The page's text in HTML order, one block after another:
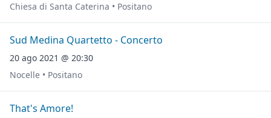
Chiesa di Santa Caterina • Positano
Sud Medina Quartetto - Concerto
20 ago 2021 @ 20:30
Nocelle • Positano
That's Amore!